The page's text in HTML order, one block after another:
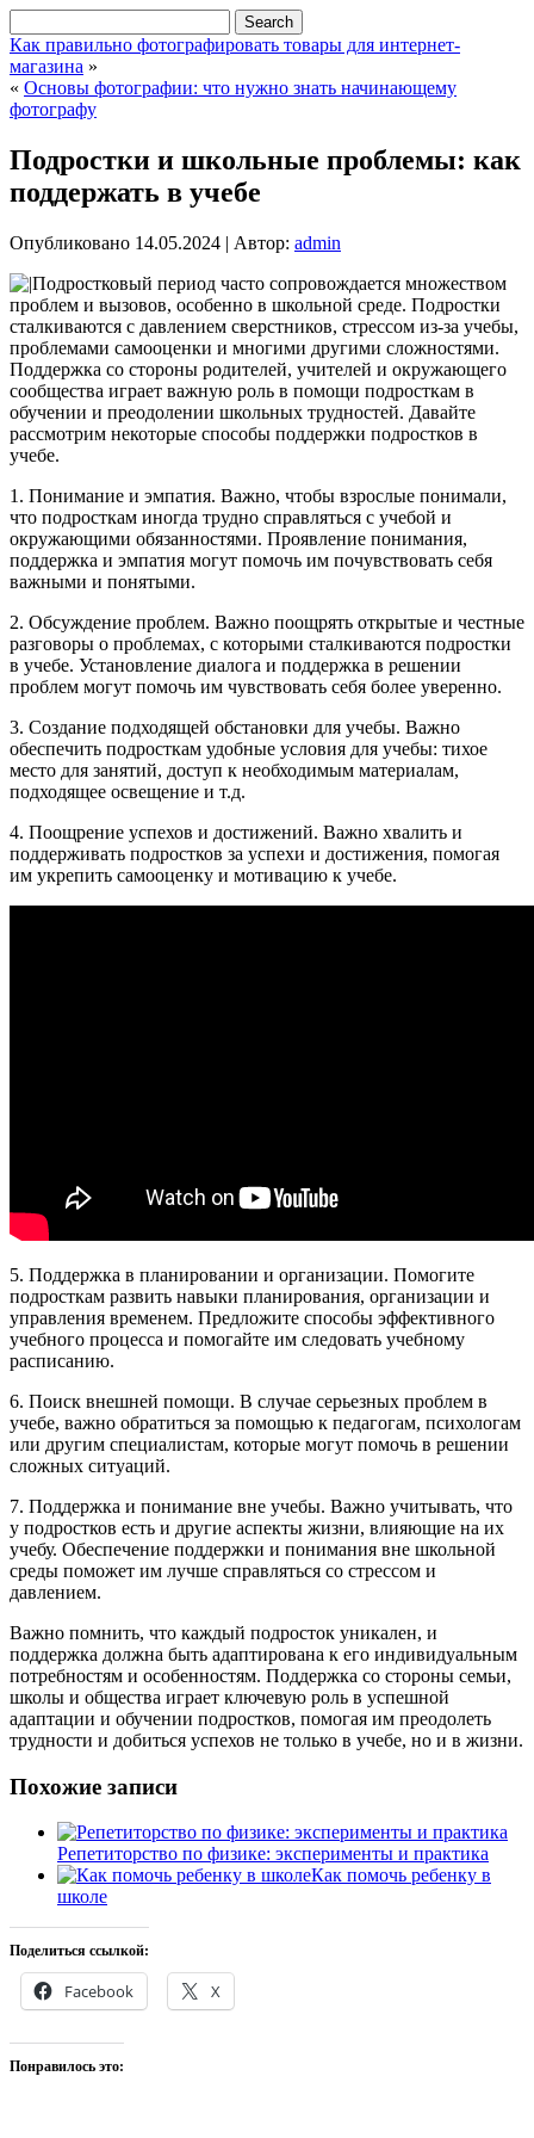
Как правильно фотографировать товары для интернет-
магазина »
« Основы фотографии: что нужно знать начинающему
фотографу
Подростки и школьные проблемы: как
поддержать в учебе
Опубликовано 14.05.2024 | Автор: admin
Подростковый период часто сопровождается множеством
проблем и вызовов, особенно в школьной среде. Подростки
сталкиваются с давлением сверстников, стрессом из-за учебы,
проблемами самооценки и многими другими сложностями.
Поддержка со стороны родителей, учителей и окружающего
сообщества играет важную роль в помощи подросткам в
обучении и преодолении школьных трудностей. Давайте
рассмотрим некоторые способы поддержки подростков в
учебе.
1. Понимание и эмпатия. Важно, чтобы взрослые понимали,
что подросткам иногда трудно справляться с учебой и
окружающими обязанностями. Проявление понимания,
поддержка и эмпатия могут помочь им почувствовать себя
важными и понятыми.
2. Обсуждение проблем. Важно поощрять открытые и честные
разговоры о проблемах, с которыми сталкиваются подростки
в учебе. Установление диалога и поддержка в решении
проблем могут помочь им чувствовать себя более уверенно.
3. Создание подходящей обстановки для учебы. Важно
обеспечить подросткам удобные условия для учебы: тихое
место для занятий, доступ к необходимым материалам,
подходящее освещение и т.д.
4. Поощрение успехов и достижений. Важно хвалить и
поддерживать подростков за успехи и достижения, помогая
им укрепить самооценку и мотивацию к учебе.
5. Поддержка в планировании и организации. Помогите
подросткам развить навыки планирования, организации и
управления временем. Предложите способы эффективного
учебного процесса и помогайте им следовать учебному
расписанию.
6. Поиск внешней помощи. В случае серьезных проблем в
учебе, важно обратиться за помощью к педагогам, психологам
или другим специалистам, которые могут помочь в решении
сложных ситуаций.
7. Поддержка и понимание вне учебы. Важно учитывать, что
у подростков есть и другие аспекты жизни, влияющие на их
учебу. Обеспечение поддержки и понимания вне школьной
среды поможет им лучше справляться со стрессом и
давлением.
Важно помнить, что каждый подросток уникален, и
поддержка должна быть адаптирована к его индивидуальным
потребностям и особенностям. Поддержка со стороны семьи,
школы и общества играет ключевую роль в успешной
адаптации и обучении подростков, помогая им преодолеть
трудности и добиться успехов не только в учебе, но и в жизни.
Похожие записи
Репетиторство по физике: эксперименты и практика
Как помочь ребенку в
школе
Поделиться ссылкой:
Facebook X
Понравилось это: